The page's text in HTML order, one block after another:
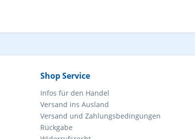
Shop Service
Infos für den Handel
Versand ins Ausland
Versand und Zahlungsbedingungen
Rückgabe